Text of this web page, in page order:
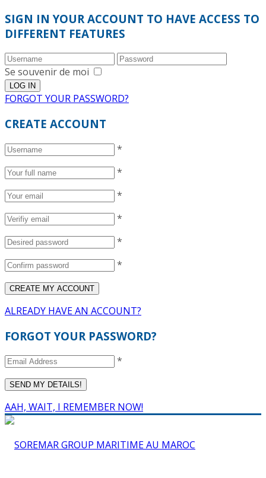
SIGN IN YOUR ACCOUNT TO HAVE ACCESS TO
DIFFERENT FEATURES
Se souvenir de moi
FORGOT YOUR PASSWORD?
CREATE ACCOUNT
*
*
*
*
*
*
ALREADY HAVE AN ACCOUNT?
FORGOT YOUR PASSWORD?
*
AAH, WAIT, I REMEMBER NOW!